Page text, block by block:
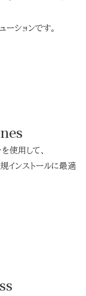
ションです。
使用して、
インストールに最適